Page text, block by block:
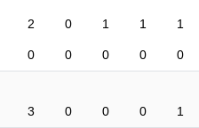
2 0 1 1 1
0 0 0 0 0
3 0 0 0 1